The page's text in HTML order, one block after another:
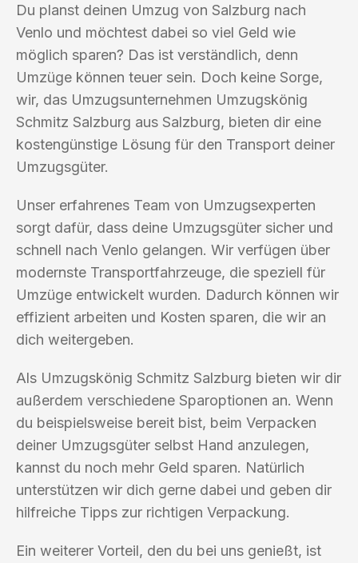
Du planst deinen Umzug von Salzburg nach
Venlo und möchtest dabei so viel Geld wie
möglich sparen? Das ist verständlich, denn
Umzüge können teuer sein. Doch keine Sorge,
wir, das Umzugsunternehmen Umzugskönig
Schmitz Salzburg aus Salzburg, bieten dir eine
kostengünstige Lösung für den Transport deiner
Umzugsgüter.
Unser erfahrenes Team von Umzugsexperten
sorgt dafür, dass deine Umzugsgüter sicher und
schnell nach Venlo gelangen. Wir verfügen über
modernste Transportfahrzeuge, die speziell für
Umzüge entwickelt wurden. Dadurch können wir
effizient arbeiten und Kosten sparen, die wir an
dich weitergeben.
Als Umzugskönig Schmitz Salzburg bieten wir dir
außerdem verschiedene Sparoptionen an. Wenn
du beispielsweise bereit bist, beim Verpacken
deiner Umzugsgüter selbst Hand anzulegen,
kannst du noch mehr Geld sparen. Natürlich
unterstützen wir dich gerne dabei und geben dir
hilfreiche Tipps zur richtigen Verpackung.
Ein weiterer Vorteil, den du bei uns genießt, ist